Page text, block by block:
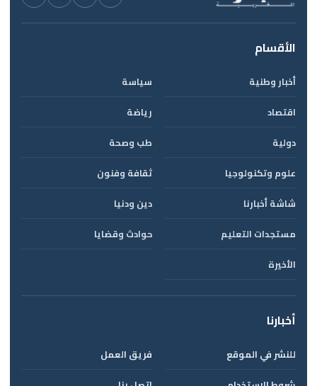
الأقسام
أخبار وطنية
سياسة
اقتصاد
رياضة
دولية
طب وصحة
علوم وتكنولوجيا
ثقافة وفنون
شاشة أخبارنا
دين ودنيا
مستجدات التعليم
حوادث وقضايا
الأخيرة
أخبارنا
للنشر في الموقع
فريق العمل